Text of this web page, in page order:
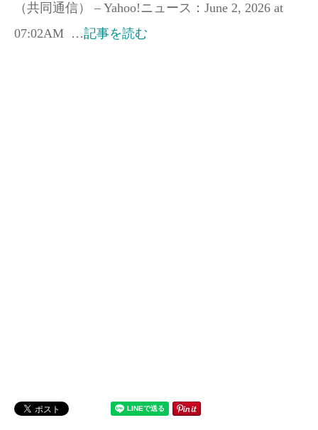
（共同通信） – Yahoo!ニュース：June 2, 2026 at
07:02AM …記事を読む